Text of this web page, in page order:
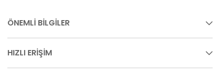
ÖNEMLİ BİLGİLER
HIZLI ERİŞİM